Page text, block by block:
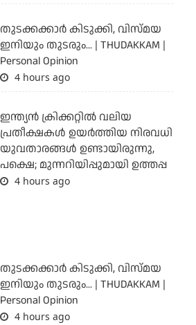
തുടക്കക്കാര്‍ കിടുക്കി, വിസ്മയ
ഇനിയും തുടരും... | THUDAKKAM |
Personal Opinion
4 hours ago
ഇന്ത്യന്‍ ക്രിക്കറ്റില്‍ വലിയ
പ്രതീക്ഷകള്‍ ഉയര്‍ത്തിയ നിരവധി
യുവതാരങ്ങള്‍ ഉണ്ടായിരുന്നു,
പക്ഷെ; മുന്നറിയിപ്പുമായി ഉത്തപ്പ
4 hours ago
തുടക്കക്കാര്‍ കിടുക്കി, വിസ്മയ
ഇനിയും തുടരും... | THUDAKKAM |
Personal Opinion
4 hours ago